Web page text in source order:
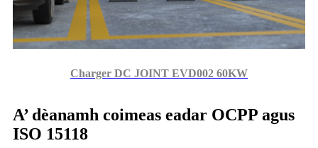
Charger DC JOINT EVD002 60KW
A’ dèanamh coimeas eadar OCPP agus
ISO 15118